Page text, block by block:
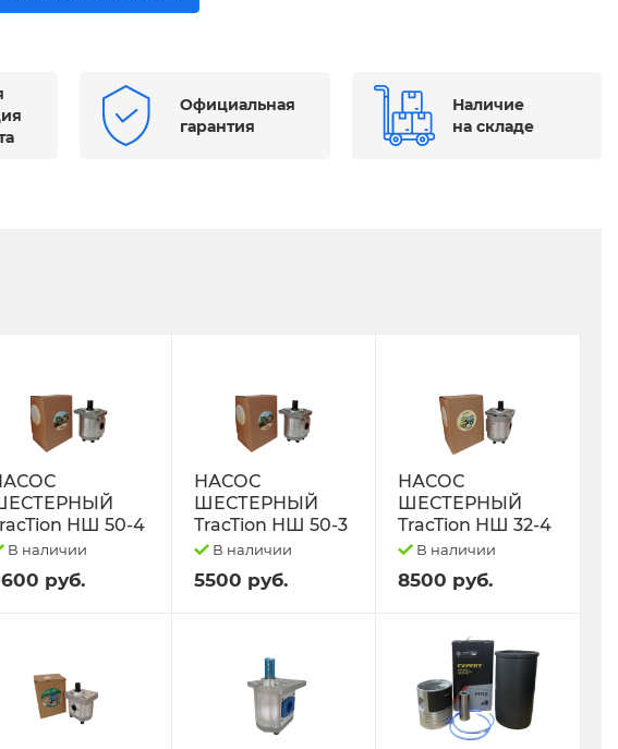
Официальная
гарантия
Наличие
на складе
НШ 50-4
В наличии
руб.
НАСОС
ШЕСТЕРНЫЙ
TracTion НШ 50-3
В наличии
5500 руб.
НАСОС
ШЕСТЕРНЫЙ
TracTion НШ 32-4
В наличии
8500 руб.